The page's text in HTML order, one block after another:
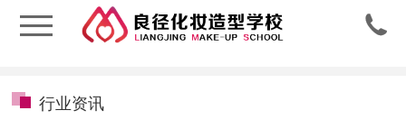

行业资讯